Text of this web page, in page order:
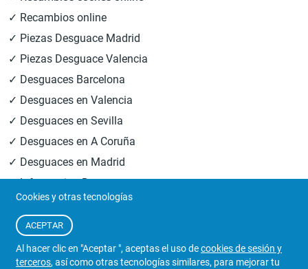
✓ Recambios online
✓ Piezas Desguace Madrid
✓ Piezas Desguace Valencia
✓ Desguaces Barcelona
✓ Desguaces en Valencia
✓ Desguaces en Sevilla
✓ Desguaces en A Coruña
✓ Desguaces en Madrid
✓ Informacion Desguaces
© 2026Central Desguaces Europiezas
reservados.
Cookies y otras tecnologías
ACEPTAR
Al hacer clic en "Aceptar ", aceptas el uso decookies de sesión y
terceros, así como otras tecnologías similares, para mejorar tu